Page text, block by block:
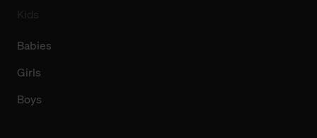
Babies
Girls
Boys